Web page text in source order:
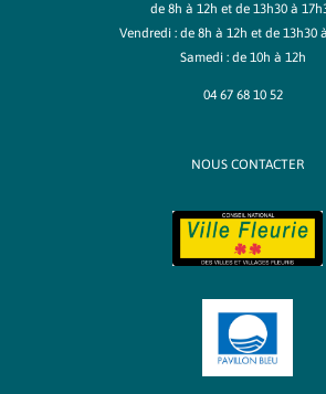
de 8h à 12h et de 13h30 à
Vendredi : de 8h à 12h et de 13h30
Samedi : de 10h à 12h
04 67 68 10 52
NOUS CONTACTER